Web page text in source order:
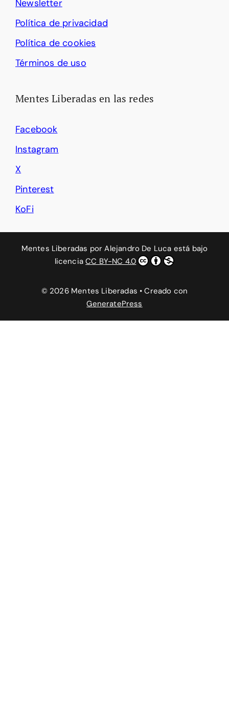
Newsletter
Política de privacidad
Política de cookies
Términos de uso
Mentes Liberadas en las redes
Facebook
Instagram
X
Pinterest
KoFi
Mentes Liberadas porAlejandro De Luca está bajo
licenciaCC BY-NC 4.0
© 2026 Mentes Liberadas • Creado con
GeneratePress